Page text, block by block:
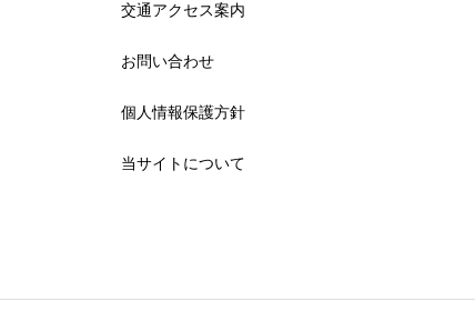
交通アクセス案内
お問い合わせ
個人情報保護方針
当サイトについて